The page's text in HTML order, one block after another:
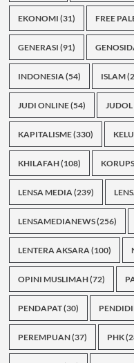
EKONOMI (31) FREE
GENERASI (91)
INDONESIA(54) ISLAM
JUDI ONLINE(54) JUDOL
KAPITALISME(330)
KHILAFAH(108)
LENSA MEDIA(239)
LENSAMEDIANEWS(256)
LENTERA AKSARA(100)
OPINI MUSLIMAH(72)
PENDAPAT(30)
PEREMPUAN(37) PHK